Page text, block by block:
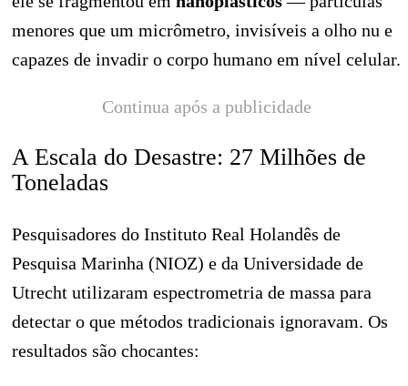
menores que um micrômetro, invisíveis a olho nu e
capazes de invadir o corpo humano em nível celular.
Continua após a publicidade
A Escala do Desastre: 27 Milhões de
Toneladas
Pesquisadores do Instituto Real Holandês de
Pesquisa Marinha (NIOZ) e da Universidade de
Utrecht utilizaram espectrometria de massa para
detectar o que métodos tradicionais ignoravam. Os
resultados são chocantes: